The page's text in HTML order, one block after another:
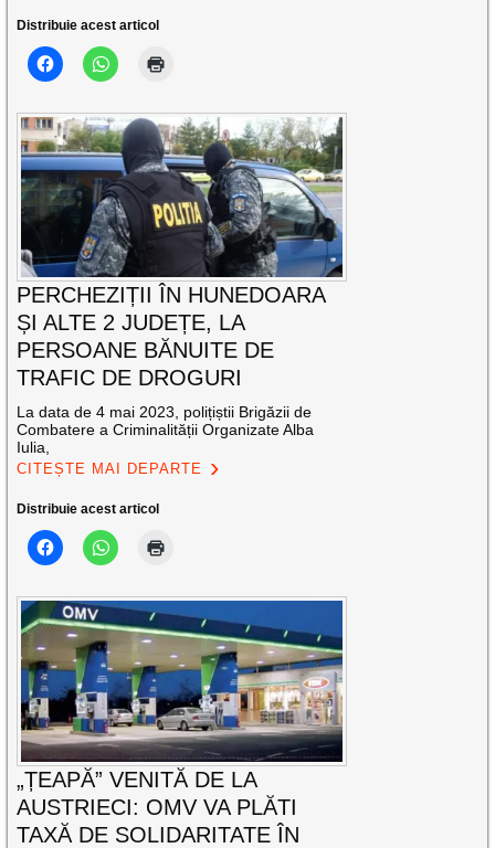
Distribuie acest articol
PERCHEZIȚII ÎN HUNEDOARA
ȘI ALTE 2 JUDEȚE, LA
PERSOANE BĂNUITE DE
TRAFIC DE DROGURI
La data de 4 mai 2023, polițiștii Brigăzii de
Combatere a Criminalității Organizate Alba
Iulia,
CITEȘTE MAI DEPARTE
Distribuie acest articol
„ȚEAPĂ” VENITĂ DE LA
AUSTRIECI: OMV VA PLĂTI
TAXĂ DE SOLIDARITATE ÎN